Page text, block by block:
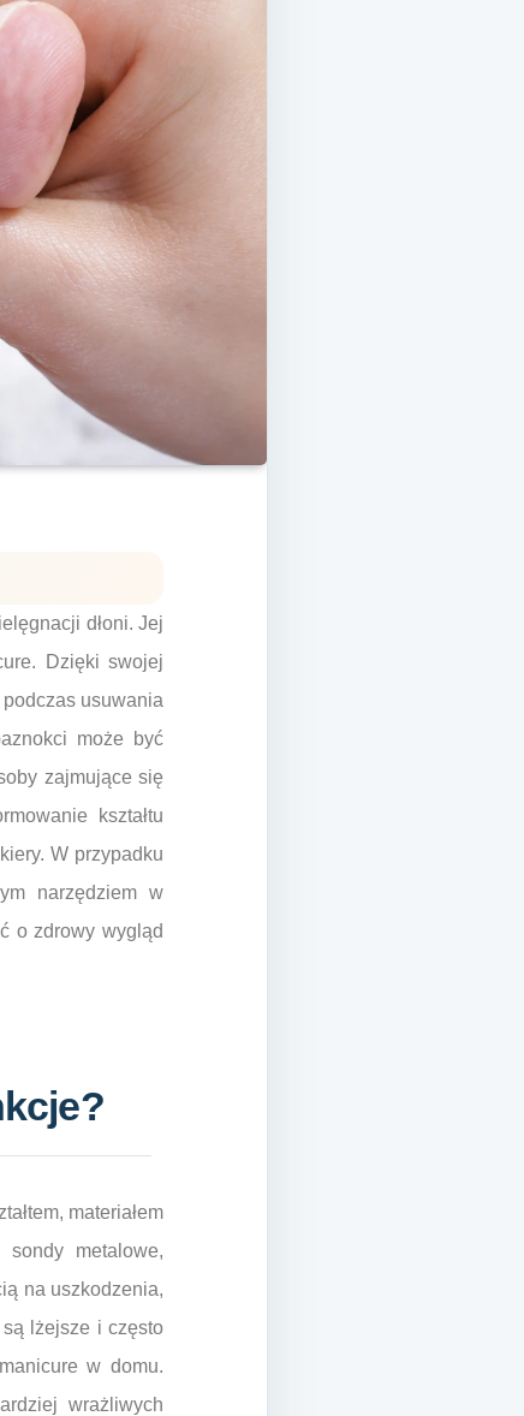
dłoni. Jej
Dzięki swojej
usuwania
może być
zajmujące się
kształtu
W przypadku
narzędziem w
o zdrowy wygląd
materiałem
metalowe,
na uszkodzenia,
lżejsze i często
w domu.
wrażliwych